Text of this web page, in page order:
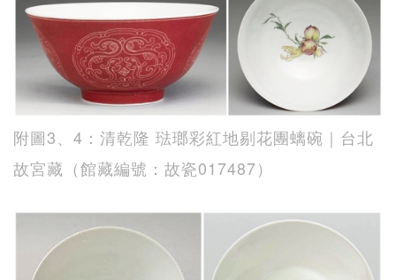
附圖3、4：清乾隆 琺瑯彩紅地剔花團螭碗｜台北
故宮藏（館藏編號：故瓷017487）